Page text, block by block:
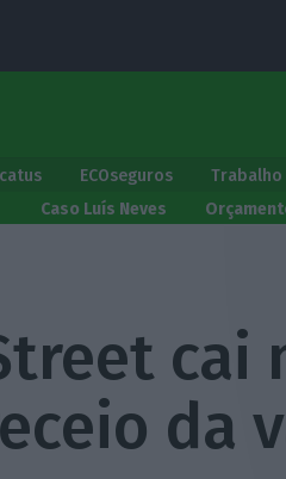
ECOseguros Trabalho
Caso Luís Neves
cai
da